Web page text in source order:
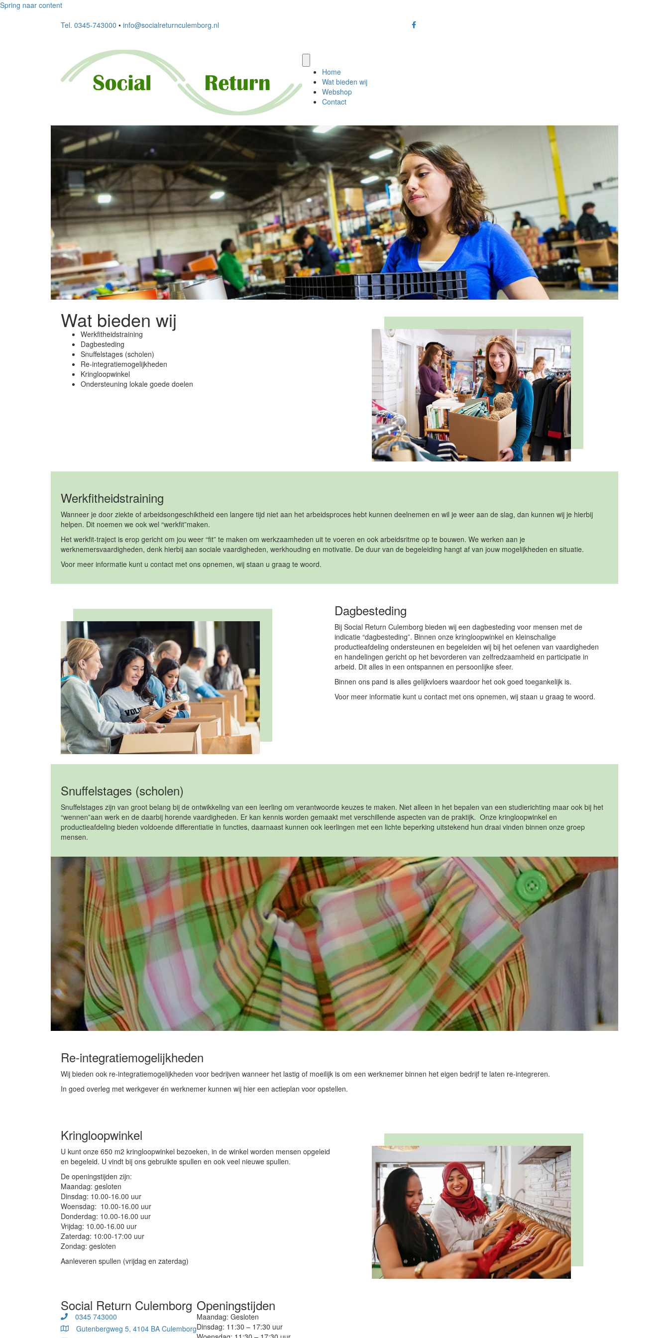
Spring naar content
Tel. 0345-743000 • info@socialreturnculemborg.nl
Home
Wat bieden wij
Webshop
Contact
Wat bieden wij
Werkfitheidstraining
Dagbesteding
Snuffelstages (scholen)
Re-integratiemogelijkheden
Kringloopwinkel
Ondersteuning lokale goede doelen
Werkfitheidstraining
Wanneer je door ziekte of arbeidsongeschiktheid een langere tijd niet aan het arbeidsproces hebt kunnen deelnemen en wil je weer aan de slag, dan kunnen wij je hierbij
helpen. Dit noemen we ook wel “werkfit”maken.
Het werkfit-traject is erop gericht om jou weer “fit” te maken om werkzaamheden uit te voeren en ook arbeidsritme op te bouwen. We werken aan je
werknemersvaardigheden, denk hierbij aan sociale vaardigheden, werkhouding en motivatie. De duur van de begeleiding hangt af van jouw mogelijkheden en situatie.
Voor meer informatie kunt u contact met ons opnemen, wij staan u graag te woord.
Dagbesteding
Bij Social Return Culemborg bieden wij een dagbesteding voor mensen met de
indicatie “dagbesteding”. Binnen onze kringloopwinkel en kleinschalige
productieafdeling ondersteunen en begeleiden wij bij het oefenen van vaardigheden
en handelingen gericht op het bevorderen van zelfredzaamheid en participatie in
arbeid. Dit alles in een ontspannen en persoonlijke sfeer.
Binnen ons pand is alles gelijkvloers waardoor het ook goed toegankelijk is.
Voor meer informatie kunt u contact met ons opnemen, wij staan u graag te woord.
Snuffelstages (scholen)
Snuffelstages zijn van groot belang bij de ontwikkeling van een leerling om verantwoorde keuzes te maken. Niet alleen in het bepalen van een studierichting maar ook bij het
“wennen”aan werk en de daarbij horende vaardigheden. Er kan kennis worden gemaakt met verschillende aspecten van de praktijk. Onze kringloopwinkel en
productieafdeling bieden voldoende differentiatie in functies, daarnaast kunnen ook leerlingen met een lichte beperking uitstekend hun draai vinden binnen onze groep
mensen.
Re-integratiemogelijkheden
Wij bieden ook re-integratiemogelijkheden voor bedrijven wanneer het lastig of moeilijk is om een werknemer binnen het eigen bedrijf te laten re-integreren.
In goed overleg met werkgever én werknemer kunnen wij hier een actieplan voor opstellen.
Kringloopwinkel
U kunt onze 650 m2 kringloopwinkel bezoeken, in de winkel worden mensen opgeleid
en begeleid. U vindt bij ons gebruikte spullen en ook veel nieuwe spullen.
De openingstijden zijn:
Maandag: gesloten
Dinsdag: 10.00-16.00 uur
Woensdag: 10.00-16.00 uur
Donderdag: 10.00-16.00 uur
Vrijdag: 10.00-16.00 uur
Zaterdag: 10:00-17:00 uur
Zondag: gesloten
Aanleveren spullen (vrijdag en zaterdag)
Social Return Culemborg
0345 743000
Gutenbergweg 5, 4104 BA Culemborg
Openingstijden
Maandag: Gesloten
Dinsdag: 11:30 – 17:30 uur